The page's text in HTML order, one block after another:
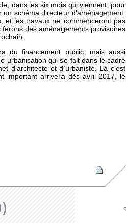
dans les six mois qui viennent, pour
schéma directeur d’aménagement.
et les travaux ne commenceront pas
des aménagements provisoires
du financement public, mais aussi
urbanisation qui se fait dans le cadre
d’architecte et d’urbaniste. Là c’est
important arrivera dès avril 2017, le